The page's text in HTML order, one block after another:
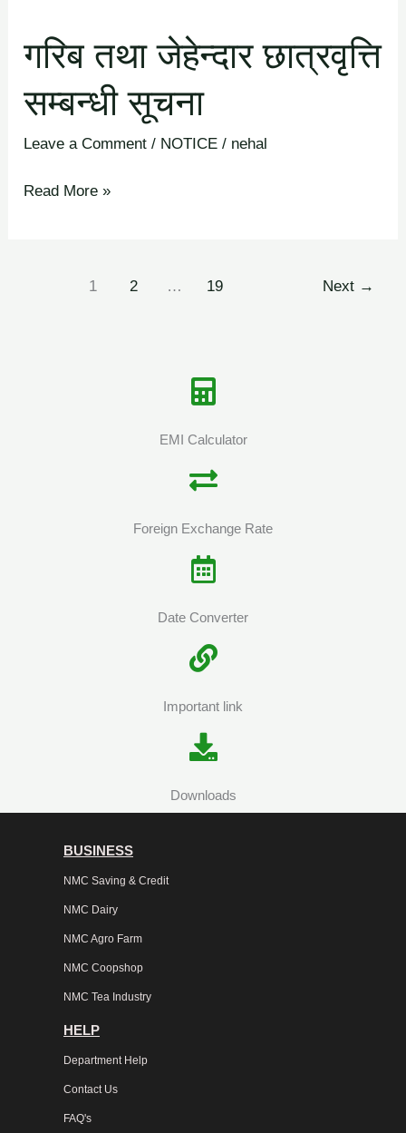
गरिब तथा जेहेन्दार छात्रवृत्ति
सम्बन्धी सूचना
Leave a Comment / NOTICE / nehal
Read More »
1 2 … 19 Next →
EMI Calculator
Foreign Exchange Rate
Date Converter
Important link
Downloads
BUSINESS
NMC Saving & Credit
NMC Dairy
NMC Agro Farm
NMC Coopshop
NMC Tea Industry
HELP
Department Help
Contact Us
FAQ's